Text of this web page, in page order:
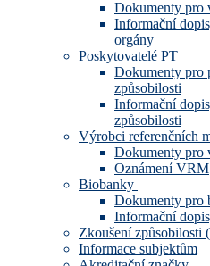
Dokumenty pro
Informační
orgány
Poskytovatelé PT
Dokumenty pro
způsobilosti
Informační
způsobilosti
Výrobci referenčních
Dokumenty pro
Oznámení VRM
Biobanky
Dokumenty pro
Informační
Zkoušení způsobilosti
Informace subjektům